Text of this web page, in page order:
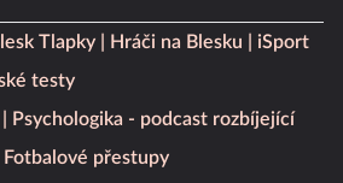
Tlapky Hráči na Blesku
iSport
testy
Psychologika - podcast rozbíjející
Fotbalové přestupy